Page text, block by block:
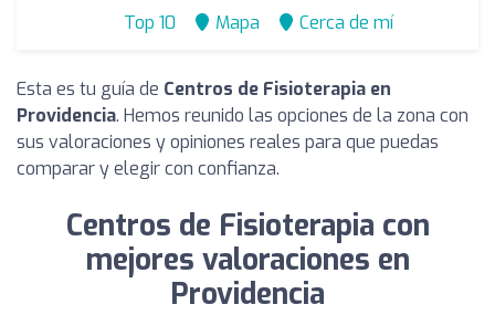
Top 10 Mapa Cerca de mí
Esta es tu guía de Centros de Fisioterapia en
Providencia. Hemos reunido las opciones de la zona con
sus valoraciones y opiniones reales para que puedas
comparar y elegir con confianza.
Centros de Fisioterapia con
mejores valoraciones en
Providencia